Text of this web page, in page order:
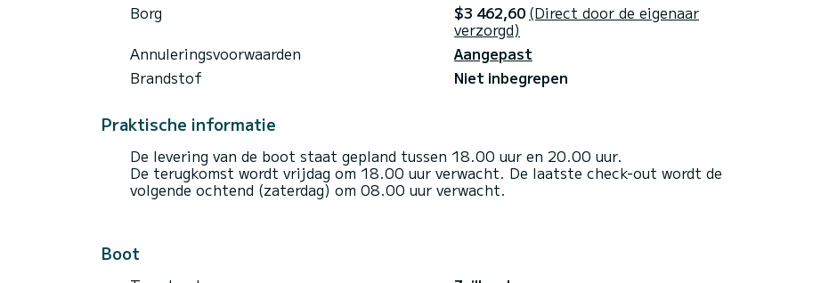
Borg
$3 462,60 (Direct door de eigenaar
verzorgd)
Annuleringsvoorwaarden
Aangepast
Brandstof
Niet inbegrepen
Praktische informatie
De levering van de boot staat gepland tussen 18.00 uur en 20.00 uur.
De terugkomst wordt vrijdag om 18.00 uur verwacht. De laatste check-out wordt de
volgende ochtend (zaterdag) om 08.00 uur verwacht.
Boot